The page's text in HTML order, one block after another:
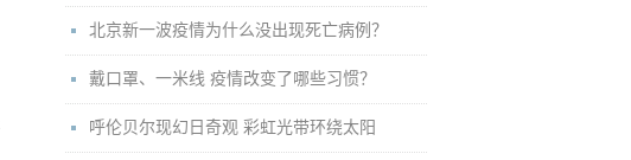
北京新一波疫情为什么没出现死亡病例？
戴口罩、一米线 疫情改变了哪些习惯？
呼伦贝尔现幻日奇观 彩虹光带环绕太阳